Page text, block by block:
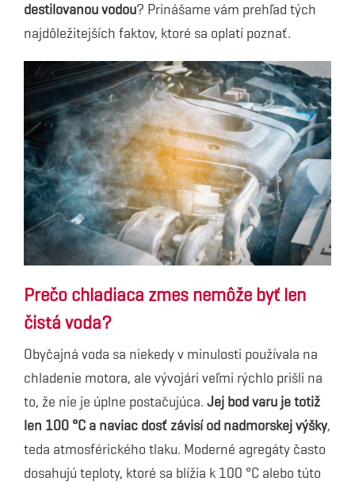
destilovanou vodou? Prinášame vám prehľad tých
najdôležitejších faktov, ktoré sa oplatí poznať.
Prečo chladiaca zmes nemôže byť len
čistá voda?
Obyčajná voda sa niekedy v minulosti používala na
chladenie motora, ale vývojári veľmi rýchlo prišli na
to, že nie je úplne postačujúca. Jej bod varu je totiž
len 100 °C a naviac dosť závisí od nadmorskej výšky,
teda atmosférického tlaku. Moderné agregáty často
dosahujú teploty, ktoré sa blížia k 100 °C alebo túto